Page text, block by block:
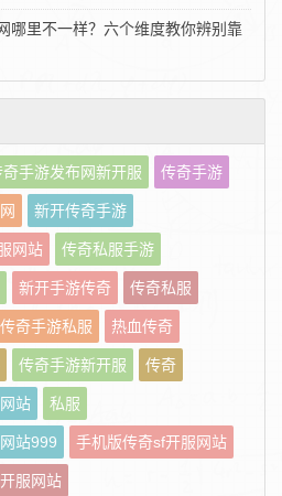
哪里不一样？六个维度教你辨别靠
奇手游发布网新开服 传奇手游
新开传奇手游
网站 传奇私服手游
新开手游传奇 传奇私服
传奇手游私服 热血传奇
传奇手游新开服 传奇
站 私服
站999 手机版传奇sf开服网站
服网站